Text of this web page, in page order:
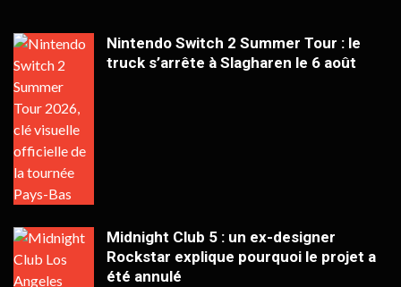
Nintendo Switch 2 Summer Tour : le
truck s’arrête à Slagharen le 6 août
Midnight Club 5 : un ex-designer
Rockstar explique pourquoi le projet a
été annulé